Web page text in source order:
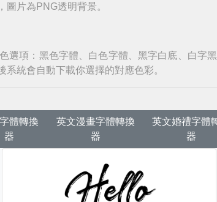
片為PNG透明背景。
選項：黑色字體、白色字體、黑字白底、白字
統會自動下載你選擇的對應色彩。
體轉換
器
英文漫畫字體轉換
器
英文婚禮字體
器